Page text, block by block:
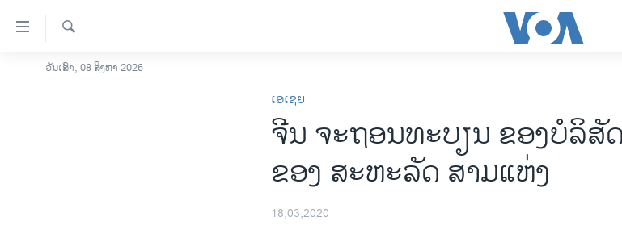
ລິ້ງ
ສຳຫລັບ
ໂຮມເພຈ
ຄົ້ນຫາ
ວັນເສົາ, 08 ສິງຫາ 2026
ເອເຊຍ
ຈີນ ຈະຖອນທະບຽນ ຂອງບໍລິສັ
ຂອງ ສະຫະລັດ ສາມແຫ່ງ
18,03,2020